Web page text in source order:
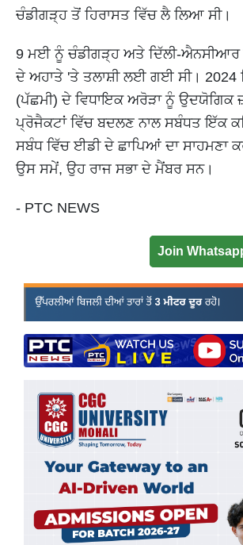
ਚੰਡੀਗੜ੍ਹ ਤੋਂ ਹਿਰਾਸਤ ਵਿੱਚ ਲੈ ਲਿਆ ਸੀ।
9 ਮਈ ਨੂੰ ਚੰਡੀਗੜ੍ਹ ਅਤੇ ਦਿੱਲੀ-ਐਨਸੀਆਰ
ਦੇ ਅਹਾਤੇ 'ਤੇ ਤਲਾਸ਼ੀ ਲਈ ਗਈ ਸੀ। 2024
(ਪੱਛਮੀ) ਦੇ ਵਿਧਾਇਕ ਅਰੋੜਾ ਨੂੰ ਉਦਯੋਗਿਕ
ਪ੍ਰੋਜੈਕਟਾਂ ਵਿੱਚ ਬਦਲਣ ਨਾਲ ਸਬੰਧਤ ਇੱਕ
ਸਬੰਧ ਵਿੱਚ ਈਡੀ ਦੇ ਛਾਪਿਆਂ ਦਾ ਸਾਹਮਣਾ
ਉਸ ਸਮੇਂ, ਉਹ ਰਾਜ ਸਭਾ ਦੇ ਮੈਂਬਰ ਸਨ।
- PTC NEWS
Join